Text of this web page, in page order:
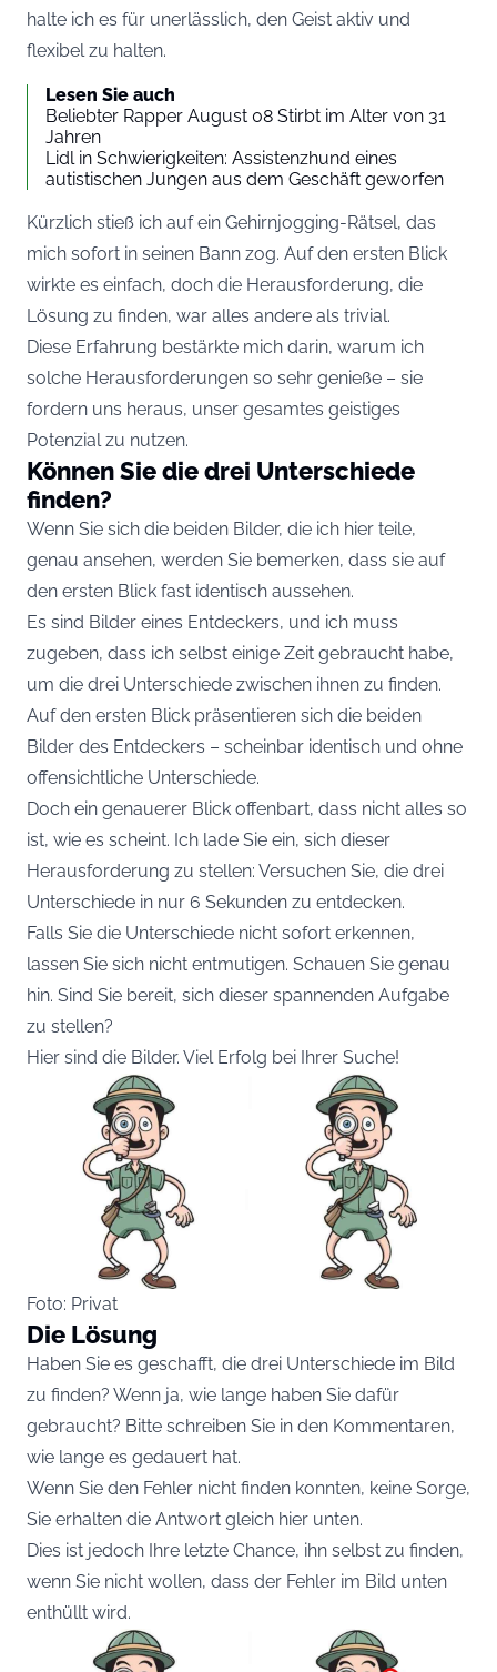
halte ich es für unerlässlich, den Geist aktiv und
flexibel zu halten.
Lesen Sie auch
Beliebter Rapper August 08 Stirbt im Alter von 31
Jahren
Lidl in Schwierigkeiten: Assistenzhund eines
autistischen Jungen aus dem Geschäft geworfen
Kürzlich stieß ich auf ein Gehirnjogging-Rätsel, das
mich sofort in seinen Bann zog. Auf den ersten Blick
wirkte es einfach, doch die Herausforderung, die
Lösung zu finden, war alles andere als trivial.
Diese Erfahrung bestärkte mich darin, warum ich
solche Herausforderungen so sehr genieße – sie
fordern uns heraus, unser gesamtes geistiges
Potenzial zu nutzen.
Können Sie die drei Unterschiede
finden?
Wenn Sie sich die beiden Bilder, die ich hier teile,
genau ansehen, werden Sie bemerken, dass sie auf
den ersten Blick fast identisch aussehen.
Es sind Bilder eines Entdeckers, und ich muss
zugeben, dass ich selbst einige Zeit gebraucht habe,
um die drei Unterschiede zwischen ihnen zu finden.
Auf den ersten Blick präsentieren sich die beiden
Bilder des Entdeckers – scheinbar identisch und ohne
offensichtliche Unterschiede.
Doch ein genauerer Blick offenbart, dass nicht alles so
ist, wie es scheint. Ich lade Sie ein, sich dieser
Herausforderung zu stellen: Versuchen Sie, die drei
Unterschiede in nur 6 Sekunden zu entdecken.
Falls Sie die Unterschiede nicht sofort erkennen,
lassen Sie sich nicht entmutigen. Schauen Sie genau
hin. Sind Sie bereit, sich dieser spannenden Aufgabe
zu stellen?
Hier sind die Bilder. Viel Erfolg bei Ihrer Suche!
Foto: Privat
Die Lösung
Haben Sie es geschafft, die drei Unterschiede im Bild
zu finden? Wenn ja, wie lange haben Sie dafür
gebraucht? Bitte schreiben Sie in den Kommentaren,
wie lange es gedauert hat.
Wenn Sie den Fehler nicht finden konnten, keine Sorge,
Sie erhalten die Antwort gleich hier unten.
Dies ist jedoch Ihre letzte Chance, ihn selbst zu finden,
wenn Sie nicht wollen, dass der Fehler im Bild unten
enthüllt wird.